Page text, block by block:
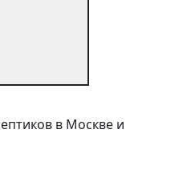
в Москве и